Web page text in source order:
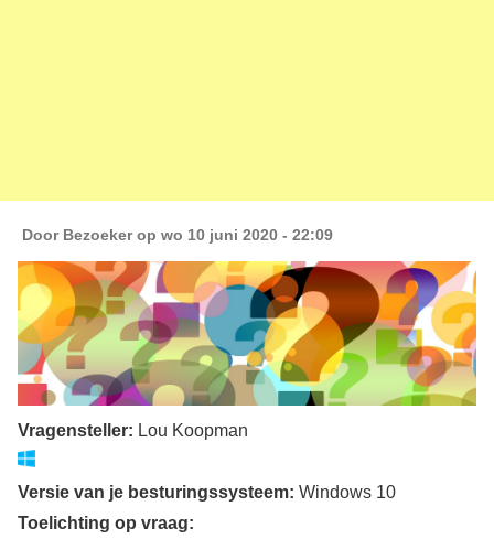
Door Bezoekerop wo 10 juni 2020 - 22:09
Vragensteller: Lou Koopman
Versie van je besturingssysteem: Windows 10
Toelichting op vraag: